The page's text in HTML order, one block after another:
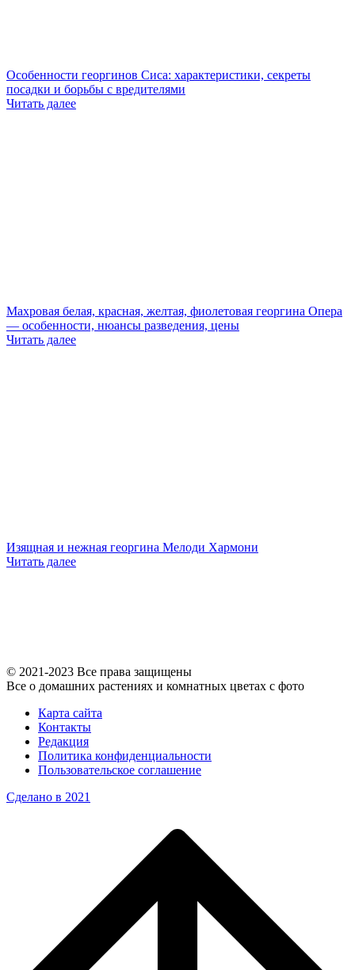
Особенности георгинов Сиса: характеристики, секреты
посадки и борьбы с вредителями
Читать далее
Махровая белая, красная, желтая, фиолетовая георгина Опера
— особенности, нюансы разведения, цены
Читать далее
Изящная и нежная георгина Мелоди Хармони
Читать далее
© 2021-2023 Все права защищены
Все о домашних растениях и комнатных цветах с фото
Карта сайта
Контакты
Редакция
Политика конфиденциальности
Пользовательское соглашение
Сделано в 2021